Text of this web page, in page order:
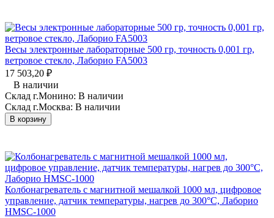
Весы электронные лабораторные 500 гр, точность 0,001 гр,
ветровое стекло, Лаборио FA5003
17 503,20 ₽
В наличии
Склад г.Монино: В наличии
Склад г.Москва: В наличии
В корзину
Колбонагреватель с магнитной мешалкой 1000 мл, цифровое
управление, датчик температуры, нагрев до 300°C, Лаборио
HMSC-1000